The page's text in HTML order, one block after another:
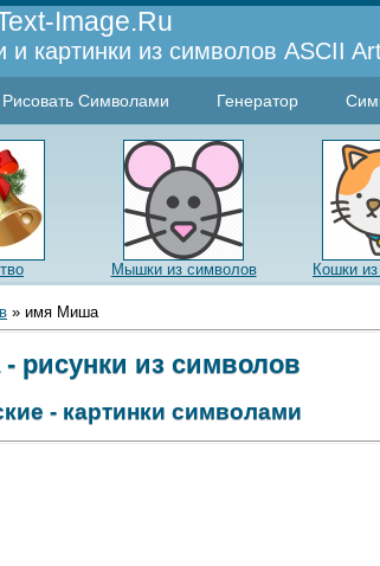
Image.Ru
и картинки из символов ASCII
Рисовать Символами Генератор
Мышки из символов Кошки
» имя Миша
рисунки из символов
- картинки символами